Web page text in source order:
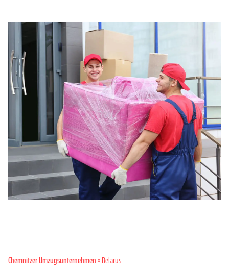
Chemnitzer Umzugsunternehmen» Belarus